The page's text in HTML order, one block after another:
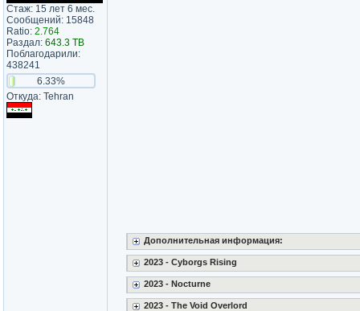
Стаж: 15 лет 6 мес.
Сообщений: 15848
Ratio: 2.764
Раздал: 643.3 TB
Поблагодарили:
438241
6.33%
Откуда: Tehran
Дополнительная информация:
2023 - Cyborgs Rising
2023 - Nocturne
2023 - The Void Overlord